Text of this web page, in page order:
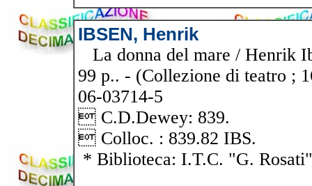
IBSEN, Henrik
La donna del mare / Henrik
99 p.. - (Collezione di teatro ;
06-03714-5
 C.D.Dewey: 839.
 Colloc. : 839.82 IBS.
* Biblioteca: I.T.C. "G. Rosati"